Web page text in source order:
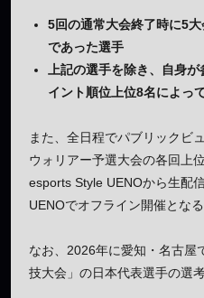
5回の通常大会終了時に5
であった選手
上記の選手を除き、自身
イント順位上位8名によっ
また、全日程でパブリックビ
ウォリアー予選大会の各回上
esports Style UENOから生配
UENOでオフライン開催となる
なお、2026年に愛知・名古屋
技大会」の日本代表選手の選